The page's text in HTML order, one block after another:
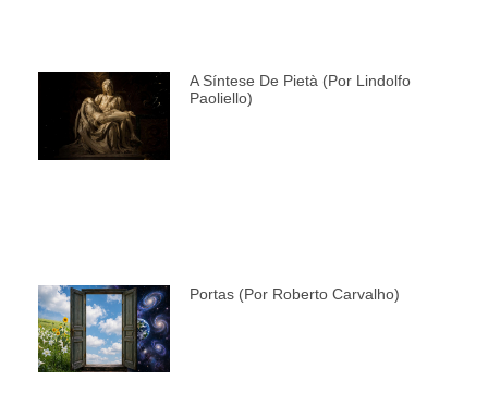
A Síntese De Pietà (por Lindolfo
Paoliello)
Portas (por Roberto Carvalho)